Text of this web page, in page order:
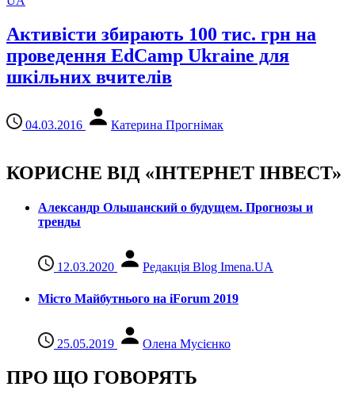
Активісти збирають 100 тис. грн на
проведення EdCamp Ukraine для
шкільних вчителів
04.03.2016 Катерина Прогнімак
КОРИСНЕ ВІД «ІНТЕРНЕТ ІНВЕСТ»
Александр Ольшанский о будущем. Прогнозы и
тренды
12.03.2020 Редакція Blog Imena.UA
Місто Майбутнього на iForum 2019
25.05.2019 Олена Мусієнко
ПРО ЩО ГОВОРЯТЬ